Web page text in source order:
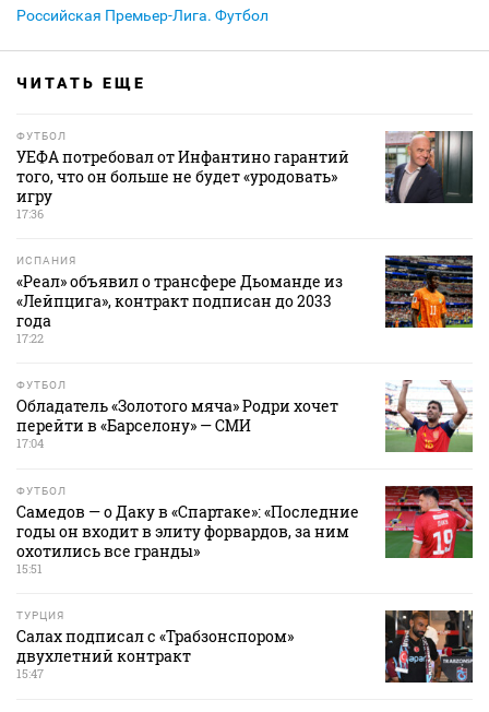
Российская Премьер-Лига. Футбол
ЧИТАТЬ ЕЩЕ
ФУТБОЛ
УЕФА потребовал от Инфантино гарантий
того, что он больше не будет «уродовать»
игру
17:36
ИСПАНИЯ
«Реал» объявил о трансфере Дьоманде из
«Лейпцига», контракт подписан до 2033
года
17:22
ФУТБОЛ
Обладатель «Золотого мяча» Родри хочет
перейти в «Барселону» — СМИ
17:04
ФУТБОЛ
Самедов — о Даку в «Спартаке»: «Последние
годы он входит в элиту форвардов, за ним
охотились все гранды»
15:51
ТУРЦИЯ
Салах подписал с «Трабзонспором»
двухлетний контракт
15:47